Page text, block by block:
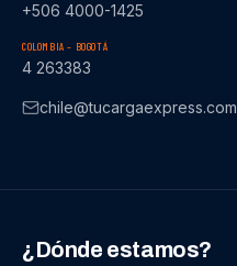
+506 4000-1425
COLOMBIA – BOGOTÁ
4 263383
chile@tucargaexpress.com
¿Dónde estamos?